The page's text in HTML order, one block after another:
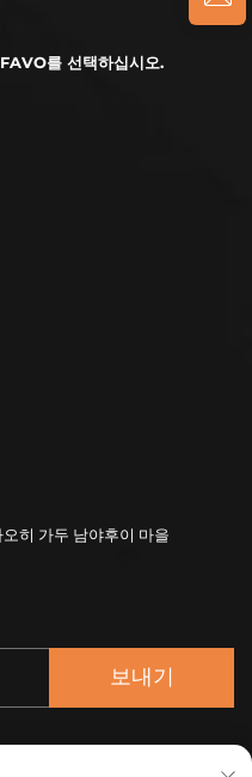
를 선택하십시오.
히 가두 남야후이 마을
보내기